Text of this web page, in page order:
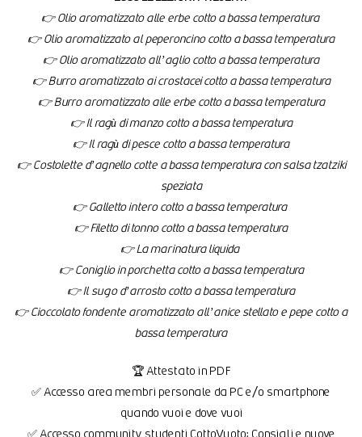
👉 Olio aromatizzato alle erbe cotto a bassa temperatura
👉 Olio aromatizzato al peperoncino cotto a bassa temperatura
👉 Olio aromatizzato all’aglio cotto a bassa temperatura
👉 Burro aromatizzato ai crostacei cotto a bassa temperatura
👉 Burro aromatizzato alle erbe cotto a bassa temperatura
👉 Il ragù di manzo cotto a bassa temperatura
👉 Il ragù di pesce cotto a bassa temperatura
👉 Costolette d’agnello cotte a bassa temperatura con salsa tzatziki
speziata
👉 Galletto intero cotto a bassa temperatura
👉 Filetto di tonno cotto a bassa temperatura
👉 La marinatura liquida
👉 Coniglio in porchetta cotto a bassa temperatura
👉 Il sugo d’arrosto cotto a bassa temperatura
👉 Cioccolato fondente aromatizzato all’anice stellato e pepe cotto a
bassa temperatura
🏆 Attestato in PDF
✅ Accesso area membri personale da PC e/o smartphone
quando vuoi e dove vuoi